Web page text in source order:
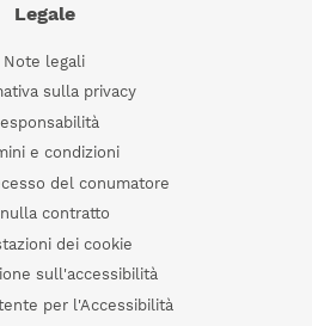
Legale
Note legali
sulla privacy
e condizioni
del conumatore
contratto
dei cookie
sull'accessibilità
per l'Accessibilità